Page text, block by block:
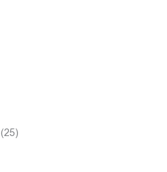
(25)